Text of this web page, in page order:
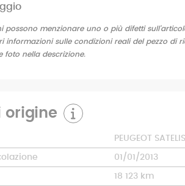
possono menzionare uno o più difetti
informazioni sulle condizioni reali del pezzo di
foto nella descrizione.
origine
PEUGEOT
01/01/2013
18 123 km